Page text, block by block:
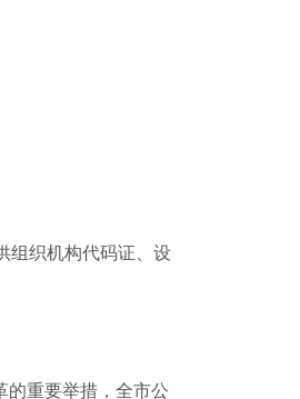
组织机构代码证、设
的重要举措，全市公